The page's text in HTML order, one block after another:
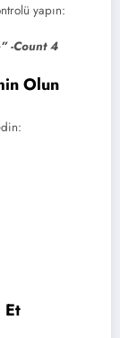
yapın:
-Count 4
Olun
Et